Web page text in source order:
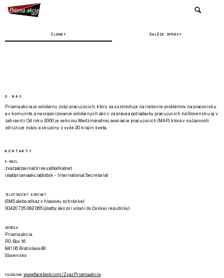
ČLÁNKY ĎALŠIE SPRÁVY
O NÁS
Priama akcia je solidárny zväz pracujúcich, ktorý sa sústreďuje na riešenie problémov na pracovisku
a v komunite, a na organizovanie solidárnych akcií za práva a požiadavky pracujúcich na Slovensku aj v
zahraničí. Od roku 2000 je sekciou Medzinárodnej asociácie pracujúcich (MAP), ktorá v súčasnosti
združuje zväzy a skupiny z vyše 20 krajín sveta.
KONTAKTY
E-MAIL
zvazpa(zavináč)riseup(bodka)net
is(at)priamaakcia(dot)sk - International Secretariat
TELEFONICKÝ KONTAKT
(SMS alebo odkaz v hlasovej schránke):
00420 735 082 065 (platby ako pri volaní do Českej republiky)
ADRESA
Priama akcia
P.O. Box 16
841 06 Bratislava 48
Slovensko
FACEBOOK www.facebook.com/Zvaz.Priama.akcia